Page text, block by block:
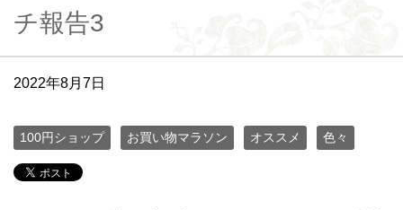
チ報告3
2022年8月7日
100円ショップ お買い物マラソン オススメ 色々